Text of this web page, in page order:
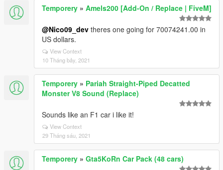
Temporery » Amels200 [Add-On / Replace | FiveM]
@Nico09_dev theres one going for 70074241.00 in
US dollars.
View Context
10 Tháng bảy, 2021
Temporery » Pariah Straight-Piped Decatted
Monster V8 Sound (Replace)
Sounds like an F1 car i like it!
View Context
29 Tháng sáu, 2021
Temporery » Gta5KoRn Car Pack (48 cars)